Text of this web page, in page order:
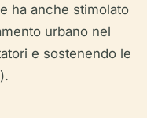
ha anche stimolato
urbano nel
e sostenendo le
).